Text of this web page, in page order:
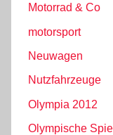
Motorrad & Co
motorsport
Neuwagen
Nutzfahrzeuge
Olympia 2012
Olympische